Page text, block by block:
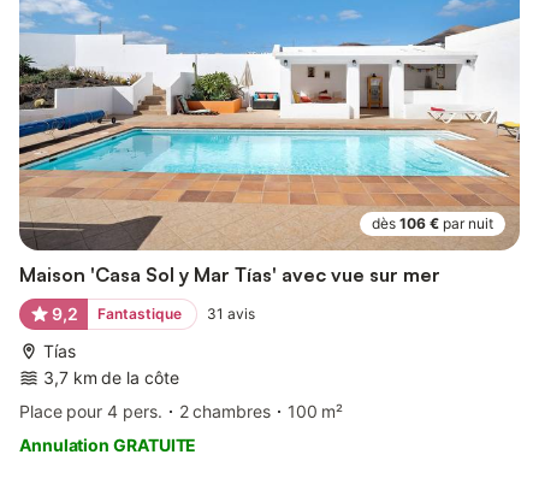
dès 106 € par nuit
Maison 'Casa Sol y Mar Tías' avec vue sur mer
9,2 Fantastique 31 avis
Tías
3,7 km de la côte
Place pour 4 pers.
2 chambres
100 m²
Annulation GRATUITE